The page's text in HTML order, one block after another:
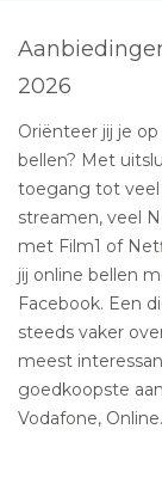
2026
Oriënteer jij je
bellen? Met
toegang tot veel
streamen, veel
met Film1 of
jij online bellen
Facebook. Een
steeds vaker
meest
goedkoopste
Vodafone,